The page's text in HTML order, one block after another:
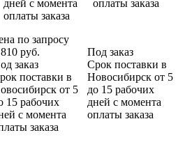
дней с момента
оплаты заказа
оплаты заказа
по запросу
руб.
заказ
поставки в
от 5
15 рабочих
с момента
заказа
Под заказ
Срок поставки в
Новосибирск от 5
до 15 рабочих
дней с момента
оплаты заказа